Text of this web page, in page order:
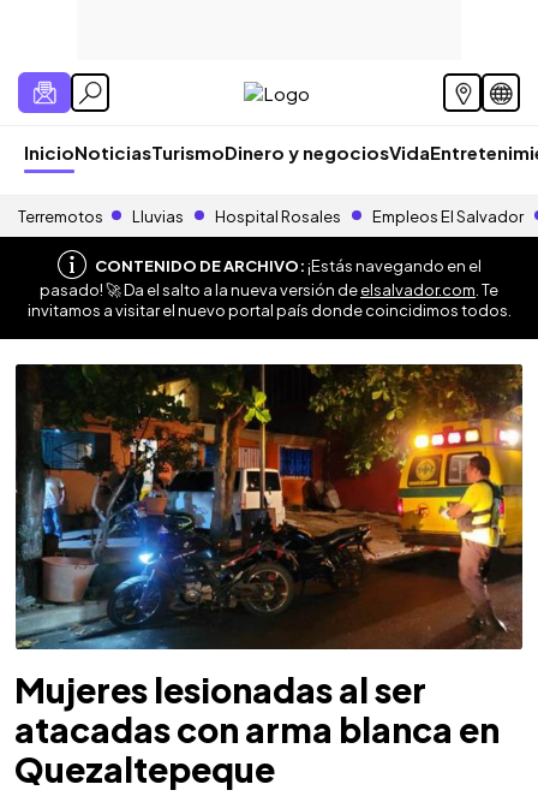
InicioNoticiasTurismoDinero y negociosVida
Terremotos Lluvias Hospital Rosales Empleos El Salvador
CONTENIDO DE ARCHIVO:¡Estás navegando en el
pasado! 🚀 Da el salto a la nueva versión deelsalvador.com . Te
invitamos a visitar el nuevo portal país donde coincidimos todos.
Mujeres lesionadas al ser
atacadas con arma blanca en
Quezaltepeque